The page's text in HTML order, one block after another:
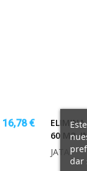
16,78 €
ELIMINA
60 M2.
JATA
dar